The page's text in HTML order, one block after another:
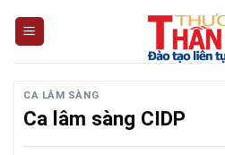
CA LÂM SÀNG
Ca lâm sàng CIDP